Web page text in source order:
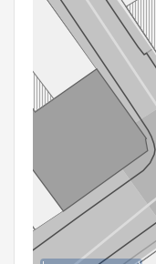
Aanmelden